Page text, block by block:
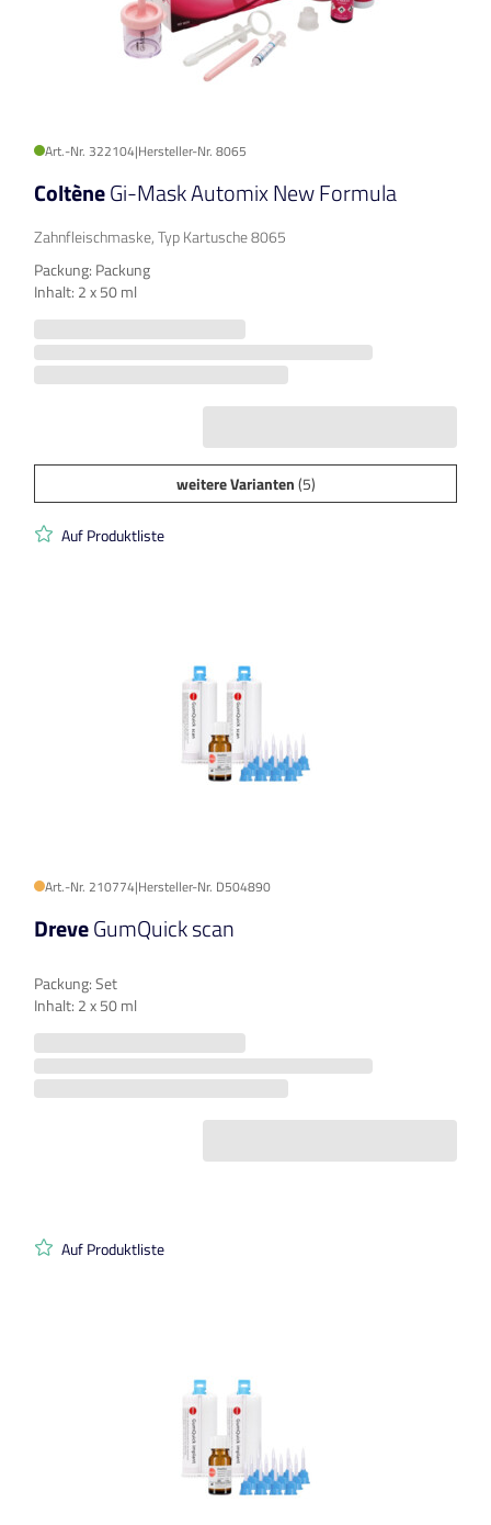
Art.-Nr. 322104|Hersteller-Nr. 8065
ColtèneGi-Mask Automix New Formula
Zahnfleischmaske, Typ Kartusche 8065
Packung: Packung
Inhalt: 2 x 50 ml
weitere Varianten(5)
Auf Produktliste
Art.-Nr. 210774|Hersteller-Nr. D504890
DreveGumQuick scan
Packung: Set
Inhalt: 2 x 50 ml
Auf Produktliste